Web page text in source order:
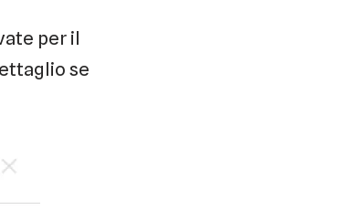
per il
se